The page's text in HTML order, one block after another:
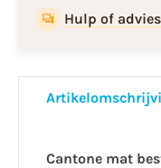
Hulp of
Cantone mat